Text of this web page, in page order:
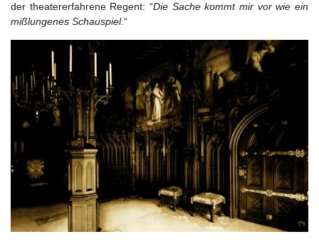
der theatererfahrene Regent: “Die Sache kommt mir vor wie ein
mißlungenes Schauspiel.“